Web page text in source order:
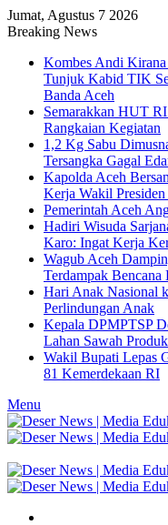
Jumat, Agustus 7 2026
Breaking News
Kombes Andi
Tunjuk Kabid TIK
Banda Aceh
Semarakkan HUT
Rangkaian Kegiatan
1,2 Kg Sabu
Tersangka Gagal
Kapolda Aceh
Kerja Wakil
Pemerintah Aceh
Hadiri Wisuda
Karo: Ingat Kerja
Wagub Aceh
Terdampak
Hari Anak Nasional
Perlindungan Anak
Kepala DPMPTSP
Lahan Sawah
Wakil Bupati Lepas
81 Kemerdekaan RI
Menu